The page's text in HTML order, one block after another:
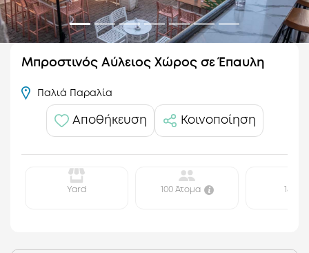
Μπροστινός Αύλειος Χώρος σε Έπαυλη
Παλιά Παραλία
Αποθήκευση Κοινοποίηση
Yard 100 Άτομα 180